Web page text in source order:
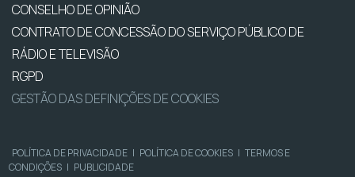
CONSELHO DE OPINIÃO
CONTRATO DE CONCESSÃO DO SERVIÇO PÚBLICO DE
RÁDIO E TELEVISÃO
RGPD
GESTÃO DAS DEFINIÇÕES DE COOKIES
POLÍTICA DE PRIVACIDADE | POLÍTICA DE COOKIES | TERMOS E
CONDIÇÕES | PUBLICIDADE